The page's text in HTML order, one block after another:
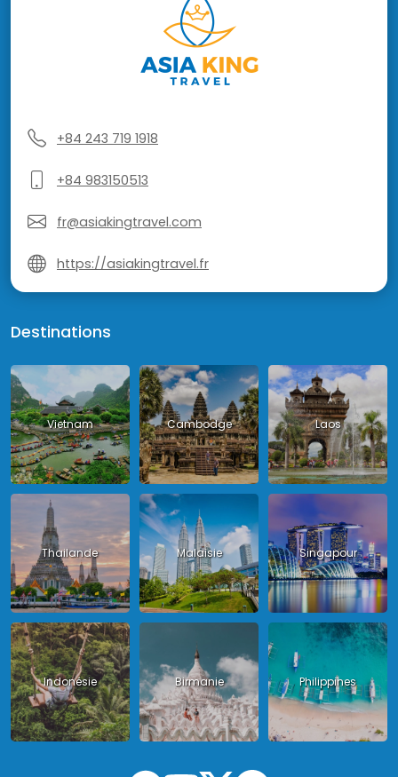
+84 243 719 1918
+84 983150513
fr@asiakingtravel.com
https://asiakingtravel.fr
Destinations
Vietnam Cambodge Laos
Thailande Malaisie Singapour
Indonésie Birmanie Philippines